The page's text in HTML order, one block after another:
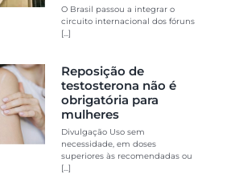
O Brasil passou a integrar o
circuito internacional dos fóruns
[...]
Reposição de
testosterona não é
obrigatória para
mulheres
Divulgação Uso sem
necessidade, em doses
superiores às recomendadas ou
[...]